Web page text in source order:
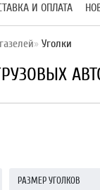
И ОПЛАТА
Уголки
РАЗМЕР УГОЛКОВ